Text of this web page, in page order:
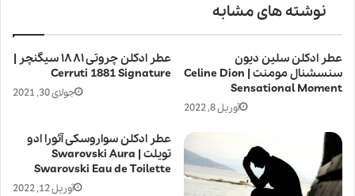
نوشته های مشابه
عطر ادکلن چروتی ۱۸۸۱ سیگنچر |
Cerruti 1881 Signature
جولای 30, 2021
عطر ادکلن سلین دیون
سنسشنال مومنت | Celine Dion
Sensational Moment
آوریل 8, 2022
عطر ادکلن سواروسکی آئورا ادو
تویلت | Swarovski Aura
Swarovski Eau de Toilette
آوریل 12, 2022